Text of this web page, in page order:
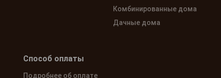
Комбинированные дома
Дачные дома
Способ оплаты
Подробнее об оплате